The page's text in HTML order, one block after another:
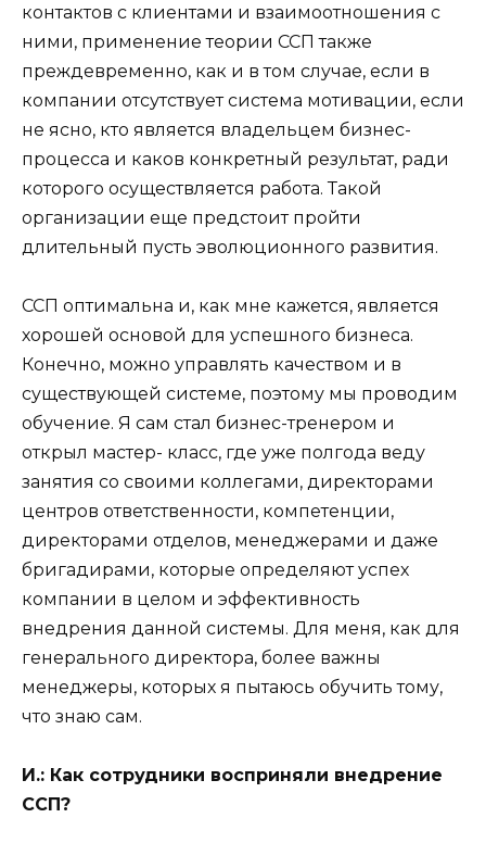
контактов с клиентами и взаимоотношения с
ними, применение теории ССП также
преждевременно, как и в том случае, если в
компании отсутствует система мотивации, если
не ясно, кто является владельцем бизнес-
процесса и каков конкретный результат, ради
которого осуществляется работа. Такой
организации еще предстоит пройти
длительный пусть эволюционного развития.
ССП оптимальна и, как мне кажется, является
хорошей основой для успешного бизнеса.
Конечно, можно управлять качеством и в
существующей системе, поэтому мы проводим
обучение. Я сам стал бизнес-тренером и
открыл мастер- класс, где уже полгода веду
занятия со своими коллегами, директорами
центров ответственности, компетенции,
директорами отделов, менеджерами и даже
бригадирами, которые определяют успех
компании в целом и эффективность
внедрения данной системы. Для меня, как для
генерального директора, более важны
менеджеры, которых я пытаюсь обучить тому,
что знаю сам.
И.: Как сотрудники восприняли внедрение
ССП?